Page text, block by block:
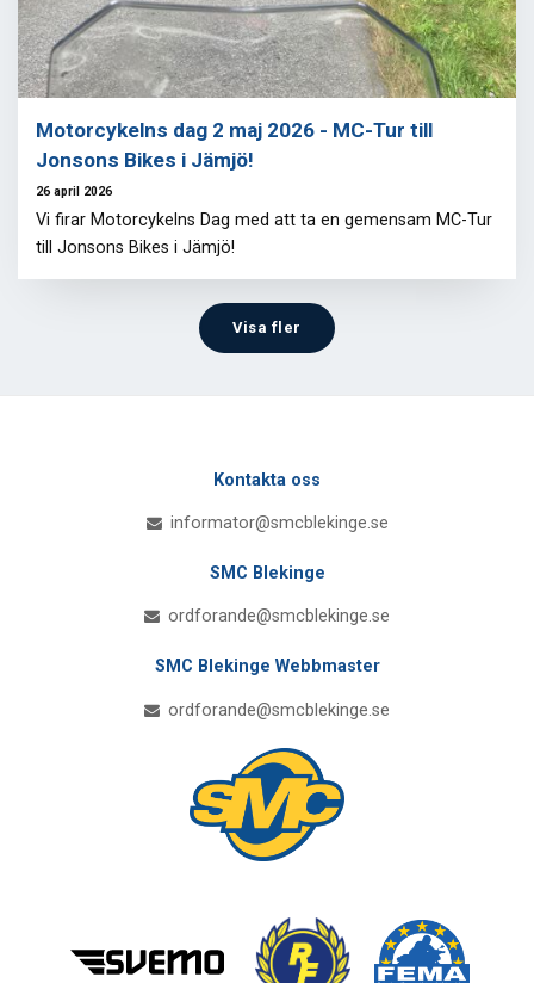
Motorcykelns dag 2 maj 2026 - MC-Tur till
Jonsons Bikes i Jämjö!
26 april 2026
Vi firar Motorcykelns Dag med att ta en gemensam MC-Tur
till Jonsons Bikes i Jämjö!
Visa fler
Kontakta oss
informator@smcblekinge.se
SMC Blekinge
ordforande@smcblekinge.se
SMC Blekinge Webbmaster
ordforande@smcblekinge.se